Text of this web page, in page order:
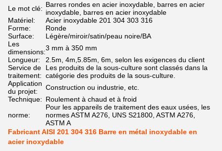
Le mot clé: Barres rondes en acier inoxydable, barres en acier
inoxydable, barres en acier inoxydable
Matériel:
Acier inoxydable 201 304 303 316
Forme:
Ronde
Surface:
Légère/miroir/satin/peau noire/BA
Les
dimensions:3 mm à 350 mm
Longueur:
2.5m, 4m,5.85m, 6m, selon les exigences du client
Service de
traitement:
Les produits de la sous-culture sont classés dans la
catégorie des produits de la sous-culture.
Application
du projet:
Construction ou industrie, etc.
Technique: Roulement à chaud et à froid
norme:
Pour les appareils de traitement des eaux usées, les
normes ASTM A276, UNS S21800, ASTM A276,
ASTM A
Fabricant AISI 201 304 316 Barre en métal inoxydable en
acier inoxydable